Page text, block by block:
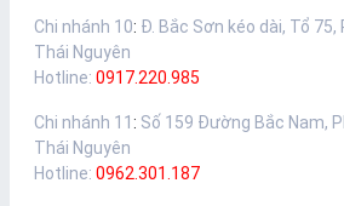
Chi nhánh 10: Đ. Bắc Sơn kéo dài, Tổ 75,
Thái Nguyên
Hotline: 0917.220.985
Chi nhánh 11 : Số 159 Đường Bắc Nam,
Thái Nguyên
Hotline: 0962.301.187